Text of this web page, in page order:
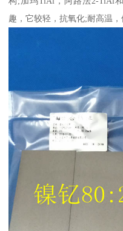
趣，它较轻，抗氧化;耐高温，